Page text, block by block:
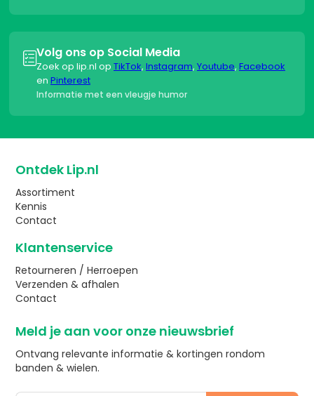
Volg ons op Social Media
Zoek op lip.nl op TikTok, Instagram, Youtube, Facebook
en Pinterest
Informatie met een vleugje humor
Ontdek Lip.nl
Assortiment
Kennis
Contact
Klantenservice
Retourneren / Herroepen
Verzenden & afhalen
Contact
Meld je aan voor onze nieuwsbrief
Ontvang relevante informatie & kortingen rondom
banden & wielen.